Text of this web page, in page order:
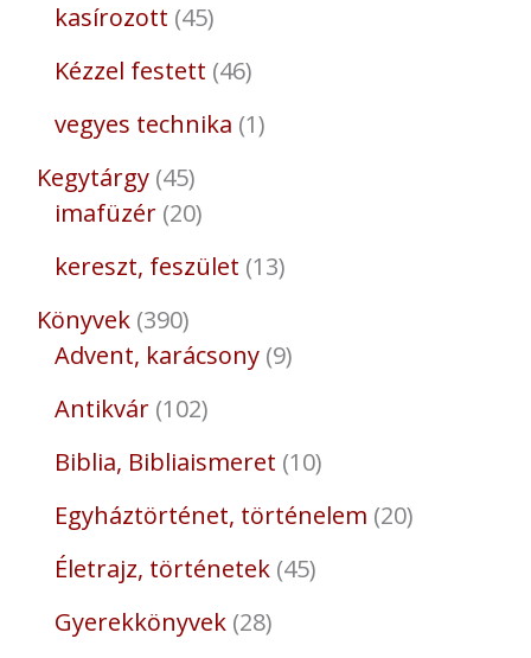
kasírozott 45
Kézzel festett 46
vegyes technika 1
Kegytárgy 45
imafüzér 20
kereszt, feszület 13
Könyvek 390
Advent, karácsony 9
Antikvár 102
Biblia, Bibliaismeret 10
Egyháztörténet, történelem 20
Életrajz, történetek 45
Gyerekkönyvek 28